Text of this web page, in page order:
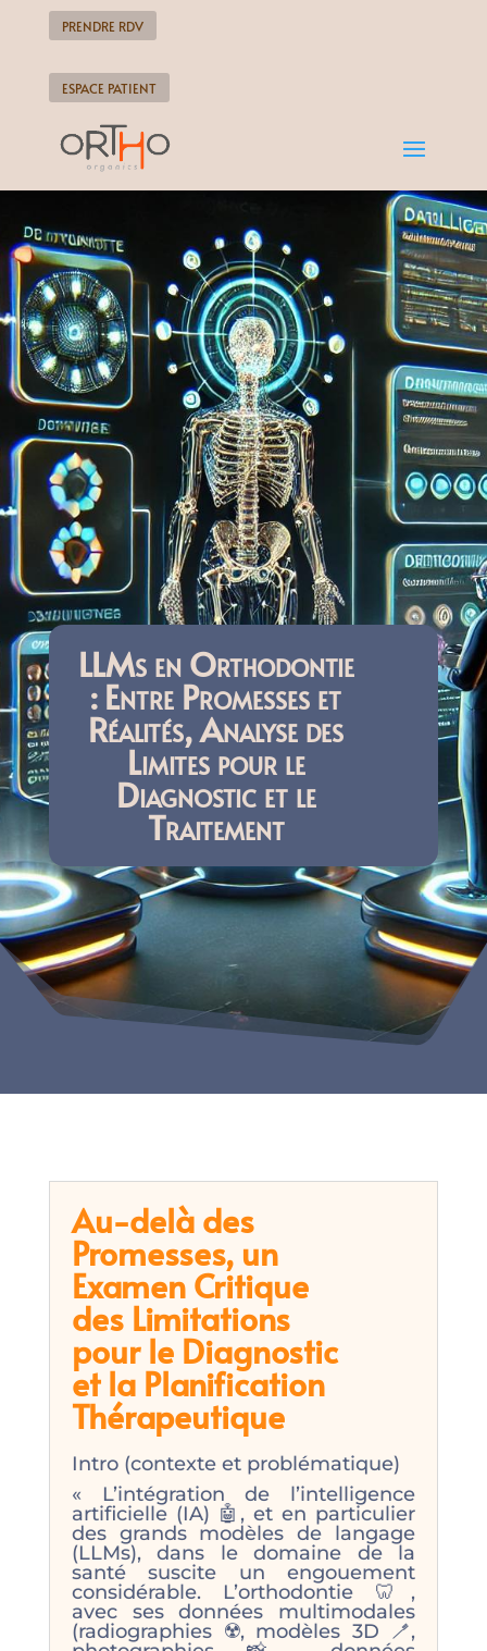
PRENDRE RDV
ESPACE PATIENT
LLMs en Orthodontie
: Entre Promesses et
Réalités, Analyse des
Limites pour le
Diagnostic et le
Traitement
Au-delà des
Promesses, un
Examen Critique
des Limitations
pour le Diagnostic
et la Planification
Thérapeutique
Intro (contexte et problématique)
« L’intégration de l’intelligence
artificielle (IA) 🤖, et en particulier
des grands modèles de langage
(LLMs), dans le domaine de la
santé suscite un engouement
considérable. L’orthodontie 🦷,
avec ses données multimodales
(radiographies ☢️, modèles 3D 🪥,